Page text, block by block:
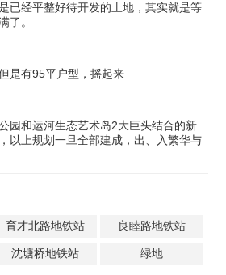
已经平整好待开发的土地，其实就是等
了。
是有95平户型，摇起来
园和运河生态艺术岛2大巨头结合的新
以上规划一旦全部建成，出、入繁华与
育才北路地铁站 良睦路地铁站
沈塘桥地铁站 绿地